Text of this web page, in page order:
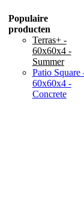
Populaire
producten
Terras+ -
60x60x4 -
Summer
Patio Square
60x60x4 -
Concrete